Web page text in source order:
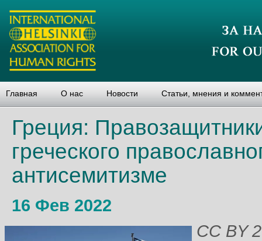
Главная О нас Новости Статьи, мнения и
Греция:
греческого
антисемитизме
16 Фев 2022
CC BY